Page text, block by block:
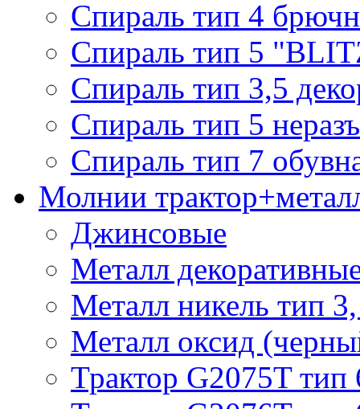
Спираль тип 4
Спираль тип 5
Спираль тип 3,5
Спираль тип 5
Спираль тип 7
Молнии
Джинсовые
Металл
Металл никель тип
Металл оксид
Трактор G2075T тип